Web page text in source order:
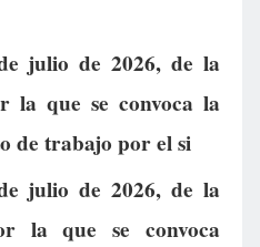
julio de 2026, de la
la que se convoca la
de trabajo por el si
julio de 2026, de la
la que se convoca